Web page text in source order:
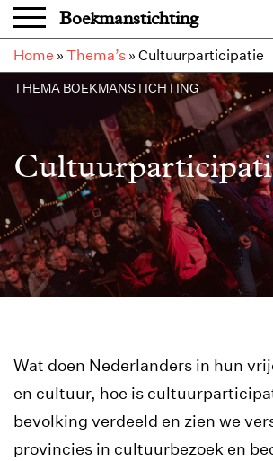
Overslaan en naar de inhoud gaan
Boekmanstichting
Home » Thema’s » Cultuurparticipatie
THEMA BOEKMANSTICHTING
Wat doen Nederlanders in hun
en cultuur, hoe is
bevolking verdeeld en zien we
provincies in cultuurbezoek en